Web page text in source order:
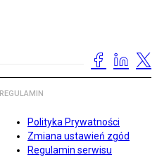
REGULAMIN
Polityka Prywatności
Zmiana ustawień zgód
Regulamin serwisu